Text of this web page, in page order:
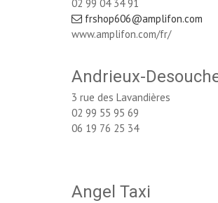
02 99 04 34 91
frshop606@amplifon.com
www.amplifon.com/fr/
Andrieux-
3 rue des Lavandières
02 99 55 95 69
06 19 76 25 34
Angel Taxi